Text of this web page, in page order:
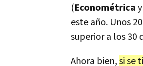
(Econométricay
este año. Unos
superior a los 30
Ahora bien,si se